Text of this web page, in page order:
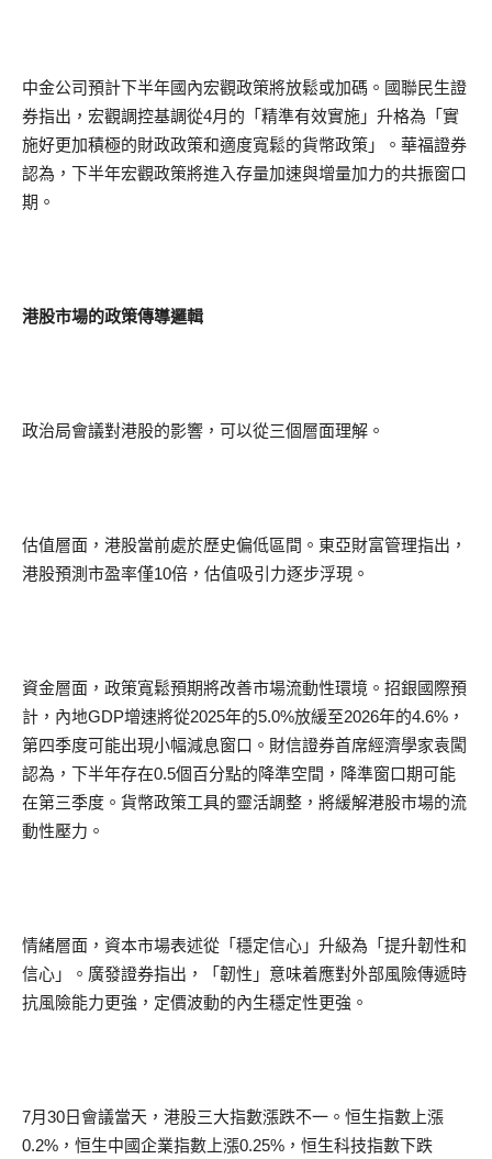
中金公司預計下半年國內宏觀政策將放鬆或加碼。國聯民生證
券指出，宏觀調控基調從4月的「精準有效實施」升格為「實
施好更加積極的財政政策和適度寬鬆的貨幣政策」。華福證券
認為，下半年宏觀政策將進入存量加速與增量加力的共振窗口
期。
港股市場的政策傳導邏輯
政治局會議對港股的影響，可以從三個層面理解。
估值層面，港股當前處於歷史偏低區間。東亞財富管理指出，
港股預測市盈率僅10倍，估值吸引力逐步浮現。
資金層面，政策寬鬆預期將改善市場流動性環境。招銀國際預
計，內地GDP增速將從2025年的5.0%放緩至2026年的4.6%，
第四季度可能出現小幅減息窗口。財信證券首席經濟學家袁闖
認為，下半年存在0.5個百分點的降準空間，降準窗口期可能
在第三季度。貨幣政策工具的靈活調整，將緩解港股市場的流
動性壓力。
情緒層面，資本市場表述從「穩定信心」升級為「提升韌性和
信心」。廣發證券指出，「韌性」意味着應對外部風險傳遞時
抗風險能力更強，定價波動的內生穩定性更強。
7月30日會議當天，港股三大指數漲跌不一。恒生指數上漲
0.2%，恒生中國企業指數上漲0.25%，恒生科技指數下跌